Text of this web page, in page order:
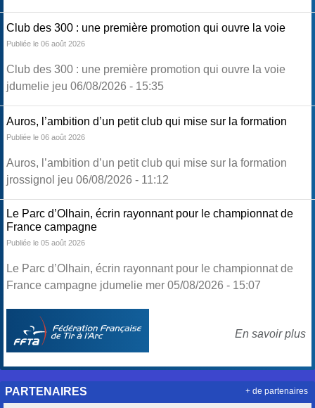
Club des 300 : une première promotion qui ouvre la voie
Publiée le 06 août 2026
Club des 300 : une première promotion qui ouvre la voie
jdumelie jeu 06/08/2026 - 15:35
Auros, l’ambition d’un petit club qui mise sur la formation
Publiée le 06 août 2026
Auros, l’ambition d’un petit club qui mise sur la formation
jrossignol jeu 06/08/2026 - 11:12
Le Parc d’Olhain, écrin rayonnant pour le championnat de
France campagne
Publiée le 05 août 2026
Le Parc d’Olhain, écrin rayonnant pour le championnat de
France campagne jdumelie mer 05/08/2026 - 15:07
En savoir plus
PARTENAIRES + de partenaires